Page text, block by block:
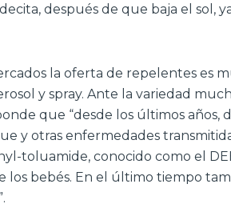
después de que baja el sol,
la oferta de repelentes es
y spray. Ante la variedad
que “desde los últimos años,
y otras enfermedades
toluamide, conocido como el
los bebés. En el último tiempo